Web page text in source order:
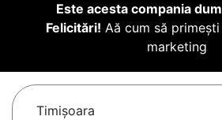
Este acesta compania
Felicitări! Aă cum să
marketing
Timişoara